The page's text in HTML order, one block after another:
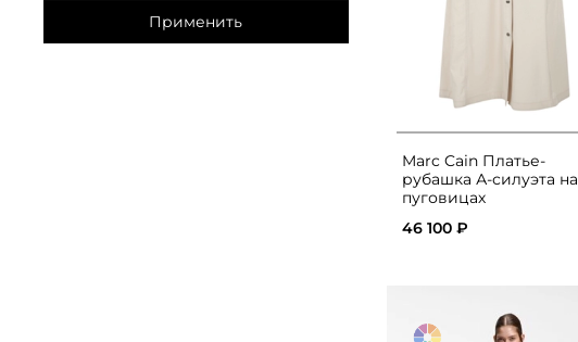
Marc Cain Платье-
рубашка А-силуэта на
пуговицах
46 100 ₽
Применить